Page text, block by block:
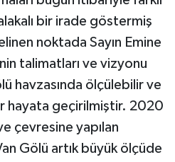
bir irade göstermiş
noktada Sayın Emine
talimatları ve vizyonu
havzasında ölçülebilir ve
hayata geçirilmiştir. 2020
çevresine yapılan
Gölü artık büyük ölçüde